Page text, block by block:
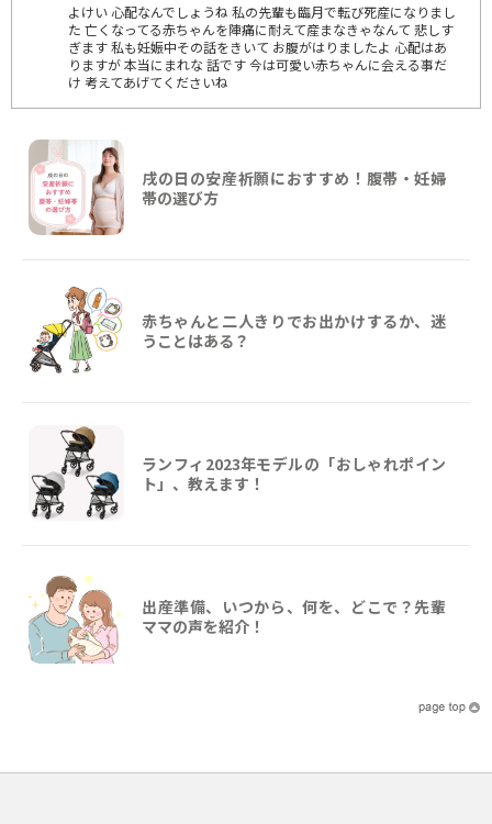
よけい 心配なんでしょうね 私の先輩も臨月で転び死産になりまし
た 亡くなってる赤ちゃんを陣痛に耐えて産まなきゃなんて 悲しす
ぎます 私も妊娠中その話をきいて お腹がはりましたよ 心配はあ
りますが 本当にまれな 話です 今は可愛い赤ちゃんに会える事だ
け 考えてあげてくださいね
戌の日の安産祈願におすすめ！腹帯・妊婦
帯の選び方
赤ちゃんと二人きりでお出かけするか、迷
うことはある？
ランフィ2023年モデルの「おしゃれポイン
ト」、教えます！
出産準備、いつから、何を、どこで？先輩
ママの声を紹介！